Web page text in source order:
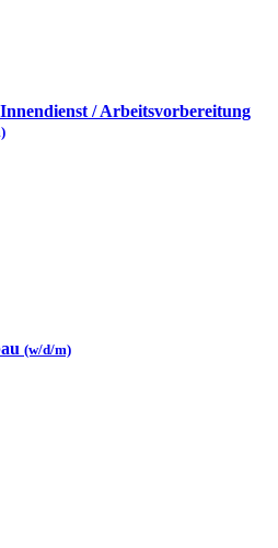
/ Arbeitsvorbereitung
(w/d/m)